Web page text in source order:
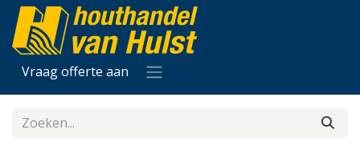
Overslaan naar inhoud
Vraag offerte aan